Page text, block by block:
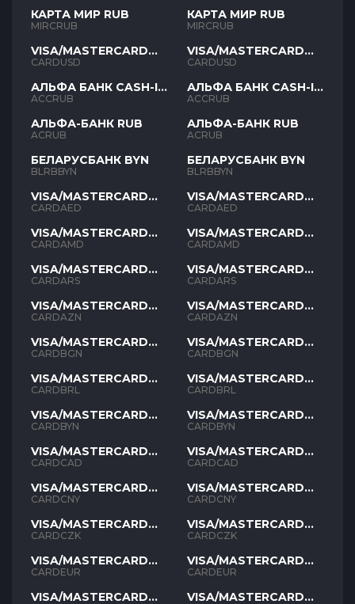
КАРТА МИР RUB
MIRCRUB
VISA/MASTERCARD
USD
CARDUSD
АЛЬФА БАНК CASH-IN
RUB
ACCRUB
АЛЬФА-БАНК RUB
ACRUB
БЕЛАРУСБАНК BYN
BLRBBYN
VISA/MASTERCARD
AED
CARDAED
VISA/MASTERCARD
AMD
CARDAMD
VISA/MASTERCARD
ARS
CARDARS
VISA/MASTERCARD
AZN
CARDAZN
VISA/MASTERCARD
BGN
CARDBGN
VISA/MASTERCARD
BRL
CARDBRL
VISA/MASTERCARD
BYN
CARDBYN
VISA/MASTERCARD
CAD
CARDCAD
VISA/MASTERCARD
CNY
CARDCNY
VISA/MASTERCARD
CZK
CARDCZK
VISA/MASTERCARD
EUR
CARDEUR
VISA/MASTERCARD
КАРТА МИР RUB
MIRCRUB
VISA/MASTERCARD
USD
CARDUSD
АЛЬФА БАНК CASH-IN
RUB
ACCRUB
АЛЬФА-БАНК RUB
ACRUB
БЕЛАРУСБАНК BYN
BLRBBYN
VISA/MASTERCARD
AED
CARDAED
VISA/MASTERCARD
AMD
CARDAMD
VISA/MASTERCARD
ARS
CARDARS
VISA/MASTERCARD
AZN
CARDAZN
VISA/MASTERCARD
BGN
CARDBGN
VISA/MASTERCARD
BRL
CARDBRL
VISA/MASTERCARD
BYN
CARDBYN
VISA/MASTERCARD
CAD
CARDCAD
VISA/MASTERCARD
CNY
CARDCNY
VISA/MASTERCARD
CZK
CARDCZK
VISA/MASTERCARD
EUR
CARDEUR
VISA/MASTERCARD